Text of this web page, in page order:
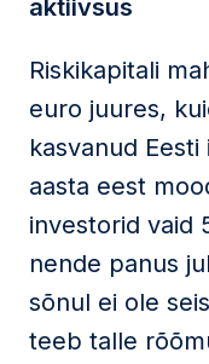
aktiivsus
Riskikapitali
euro juures,
kasvanud
aasta eest
investorid vaid
nende panus
sõnul ei ole
teeb talle